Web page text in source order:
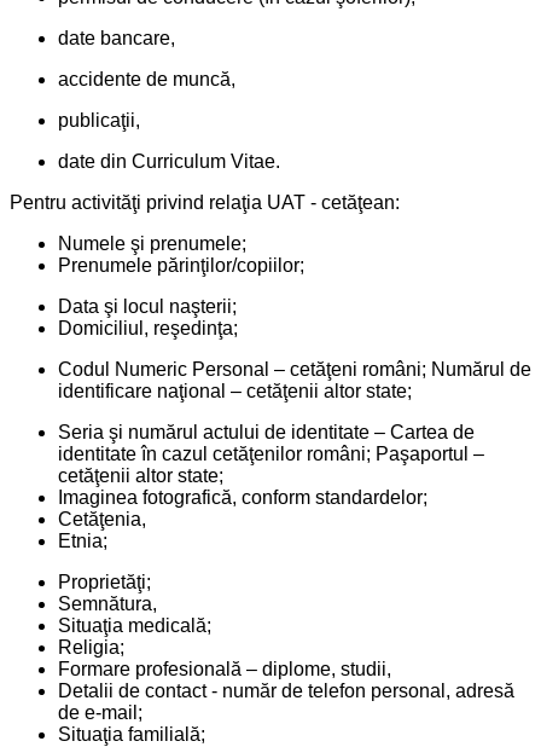
date bancare,
accidente de muncă,
publicaţii,
date din Curriculum Vitae.
Pentru activităţi privind relaţia UAT - cetăţean:
Numele şi prenumele;
Prenumele părinţilor/copiilor;
Data şi locul naşterii;
Domiciliul, reşedinţa;
Codul Numeric Personal – cetăţeni români; Numărul de
identificare naţional – cetăţenii altor state;
Seria şi numărul actului de identitate – Cartea de
identitate în cazul cetăţenilor români; Paşaportul –
cetăţenii altor state;
Imaginea fotografică, conform standardelor;
Cetăţenia,
Etnia;
Proprietăţi;
Semnătura,
Situaţia medicală;
Religia;
Formare profesională – diplome, studii,
Detalii de contact - număr de telefon personal, adresă
de e-mail;
Situaţia familială;